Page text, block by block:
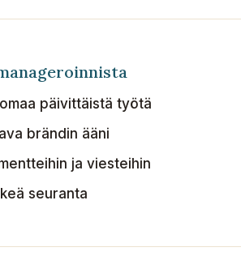
päivittäistä työtä
brändin ääni
ja viesteihin
seuranta